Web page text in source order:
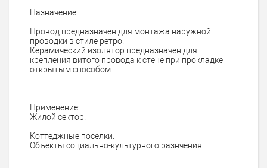
Назначение:
Провод предназначен для монтажа наружной
проводки в стиле ретро.
Керамический изолятор предназначен для
крепления витого провода к стене при прокладке
открытым способом.
Применение:
Жилой сектор.
Коттеджные поселки.
Объекты социально-культурного разнчения.